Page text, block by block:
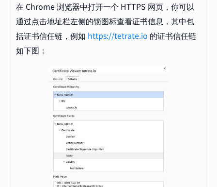
在 Chrome 浏览器中打开一个 HTTPS 网页，你可以
通过点击地址栏左侧的锁图标查看证书信息，其中包
括证书信任链，例如 https://tetrate.io 的证书信任链
如下图：